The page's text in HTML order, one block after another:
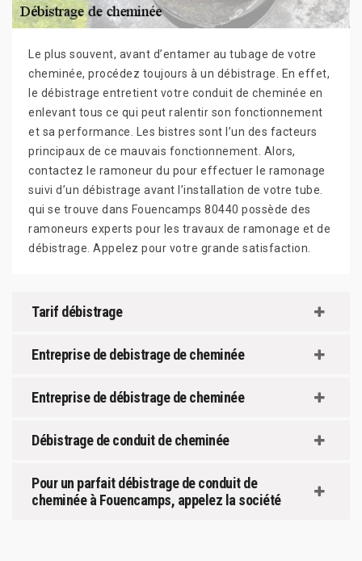
Le plus souvent, avant d’entamer au tubage de votre
cheminée, procédez toujours à un débistrage. En effet,
le débistrage entretient votre conduit de cheminée en
enlevant tous ce qui peut ralentir son fonctionnement
et sa performance. Les bistres sont l’un des facteurs
principaux de ce mauvais fonctionnement. Alors,
contactez le ramoneur du pour effectuer le ramonage
suivi d’un débistrage avant l’installation de votre tube.
qui se trouve dans Fouencamps 80440 possède des
ramoneurs experts pour les travaux de ramonage et de
débistrage. Appelez pour votre grande satisfaction.
Tarif débistrage
Entreprise de debistrage de cheminée
Entreprise de débistrage de cheminée
Débistrage de conduit de cheminée
Pour un parfait débistrage de conduit de
cheminée à Fouencamps, appelez la société